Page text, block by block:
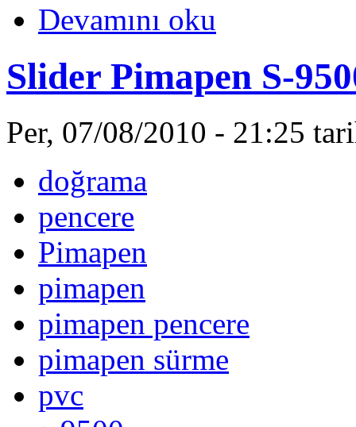
Devamını oku
Slider Pimapen S-
Per, 07/08/2010 - 21:25
doğrama
pencere
Pimapen
pimapen
pimapen pencere
pimapen sürme
pvc